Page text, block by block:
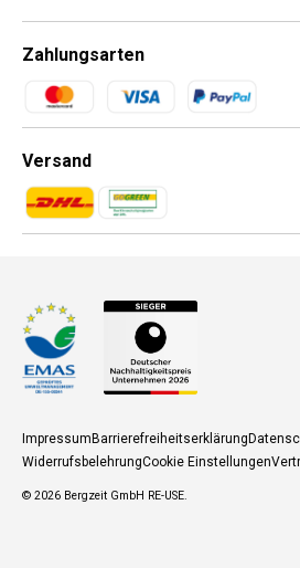
Zahlungsarten
Zahlungsmethoden
Versand
Zahlungsmethoden
Zahlungsmethoden
ImpressumBarrierefreiheitserklärung
WiderrufsbelehrungCookie Einstellungen
© 2026 Bergzeit GmbH RE-USE.